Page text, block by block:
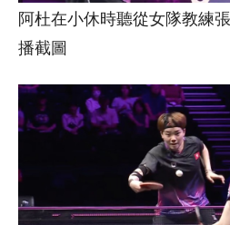
阿杜在小休時聽從女隊教練
播截圖